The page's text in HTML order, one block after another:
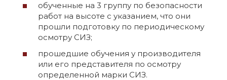
обученные на 3 группу по безопасности
работ на высоте с указанием, что они
прошли подготовку по периодическому
осмотру СИЗ;
прошедшие обучения у производителя
или его представителя по осмотру
определенной марки СИЗ.